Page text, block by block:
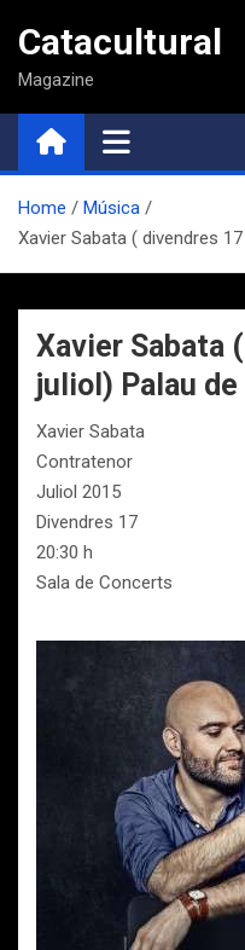
contenido
Catacultural
Magazine
Home
Música
Xavier Sabata ( divendres
Xavier Sabata
juliol) Palau
Xavier Sabata
Contratenor
Juliol 2015
Divendres 17
20:30 h
Sala de Concerts